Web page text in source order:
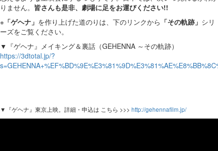
りません。 皆さんも是非、劇場に足をお運びください!!
※ 「ゲヘナ」 を作り上げた道のりは、下のリンクから 「その軌跡」 シリ
ーズをご覧ください。
▼『ゲヘナ』メイキング＆裏話（GEHENNA ～その軌跡）
https://3dtotal.jp/?
▼『ゲヘナ』東京上映。詳細・申込は こちら >>> http://gehennafilm.jp/